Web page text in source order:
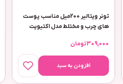
تونر ویتالیر 200میل مناسب پوست
های چرب و مختلط مدل اکتیویت
309,000تومان
افزودن به سبد